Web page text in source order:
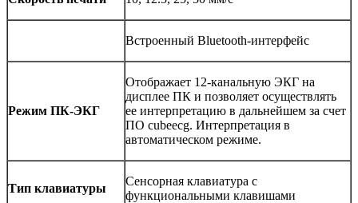
Встроенный Вluetooth-интерфейс
Режим ПК-ЭКГ
Отображает 12-канальную ЭКГ на
дисплее ПК и позволяет осуществлять
ее интерпретацию в дальнейшем за счет
ПО cubeecg. Интерпретация в
автоматическом режиме.
Тип клавиатуры
Сенсорная клавиатура с
функциональными клавишами